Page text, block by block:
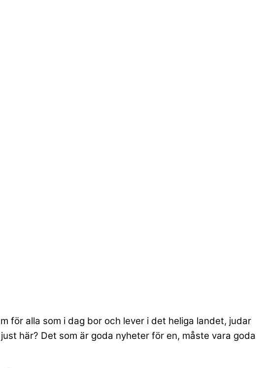
för alla som i dag bor och lever i det heliga landet, judar
just här? Det som är goda nyheter för en, måste vara goda